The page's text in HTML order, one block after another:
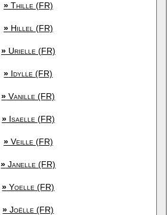
»Thille (FR)
»Hillel (FR)
»Urielle (FR)
» Idylle (FR)
» Vanille (FR)
»Isaelle (FR)
»Veille (FR)
» Janelle (FR)
» Yoelle (FR)
» Joëlle (FR)